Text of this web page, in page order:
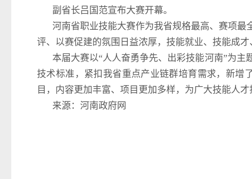
副省长吕国范宣布大赛开幕。
河南省职业技能大赛作为我省规格最高、赛项最
评、以赛促建的氛围日益浓厚，技能就业、技能成才
本届大赛以“人人奋勇争先、出彩技能河南”为
技术标准，紧扣我省重点产业链群培育需求，新增
目，内容更加丰富、项目更加多样，为广大技能人
来源：河南政府网